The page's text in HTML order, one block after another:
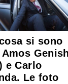
si sono
Genish
e Carlo
Le foto